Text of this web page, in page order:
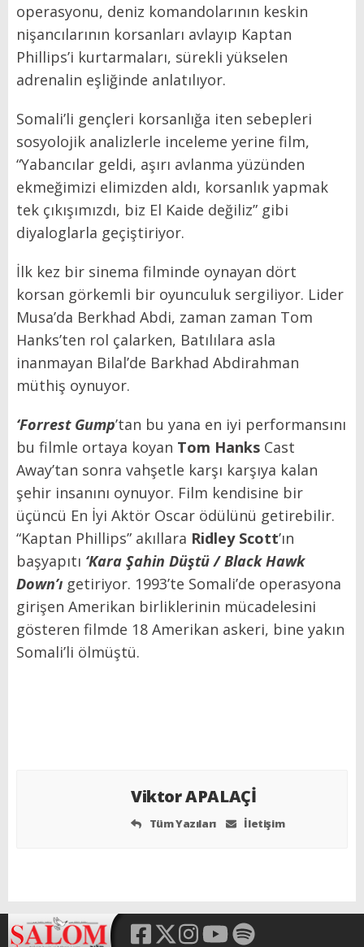
operasyonu, deniz komandolarının keskin
nişancılarının korsanları avlayıp Kaptan
Phillips’i kurtarmaları, sürekli yükselen
adrenalin eşliğinde anlatılıyor.
Somali’li gençleri korsanlığa iten sebepleri
sosyolojik analizlerle inceleme yerine film,
“Yabancılar geldi, aşırı avlanma yüzünden
ekmeğimizi elimizden aldı, korsanlık yapmak
tek çıkışımızdı, biz El Kaide değiliz” gibi
diyaloglarla geçiştiriyor.
İlk kez bir sinema filminde oynayan dört
korsan görkemli bir oyunculuk sergiliyor. Lider
Musa’da Berkhad Abdi, zaman zaman Tom
Hanks’ten rol çalarken, Batılılara asla
inanmayan Bilal’de Barkhad Abdirahman
müthiş oynuyor.
‘Forrest Gump’tan bu yana en iyi performansını
bu filmle ortaya koyan Tom Hanks Cast
Away’tan sonra vahşetle karşı karşıya kalan
şehir insanını oynuyor. Film kendisine bir
üçüncü En İyi Aktör Oscar ödülünü getirebilir.
“Kaptan Phillips” akıllara Ridley Scott’ın
başyapıtı ‘Kara Şahin Düştü / Black Hawk
Down’ı getiriyor. 1993’te Somali’de operasyona
girişen Amerikan birliklerinin mücadelesini
gösteren filmde 18 Amerikan askeri, bine yakın
Somali’li ölmüştü.
Viktor APALAÇİ
Tüm Yazıları İletişim